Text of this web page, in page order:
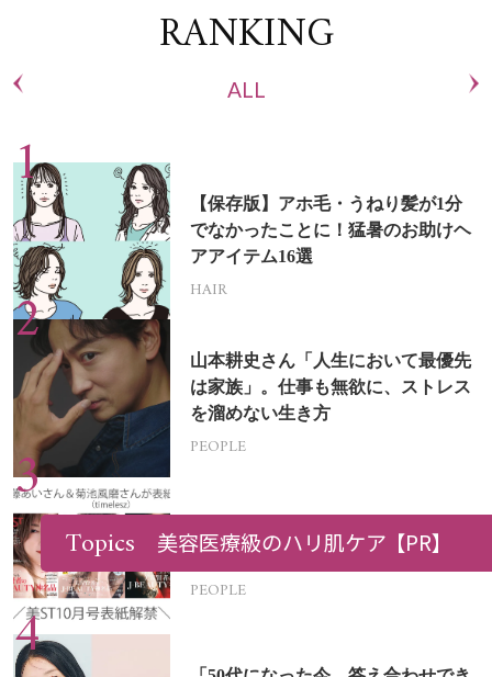
RANKING
ALL
【保存版】アホ毛・うねり髪が1分
でなかったことに！猛暑のお助けヘ
アアイテム16選
HAIR
山本耕史さん「人生において最優先
は家族」。仕事も無欲に、ストレス
を溜めない生き方
PEOPLE
美ST 2026年10月号表紙解禁！【表
紙は加藤あいさん＆菊池風磨さん】
PEOPLE
Topics 美容医療級のハリ肌ケア【PR】